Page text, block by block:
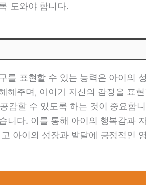
도와야 합니다.
를 표현할 수 있는 능력은 아이의
해주며, 아이가 자신의 감정을 표
감할 수 있도록 하는 것이 중요합
니다. 이를 통해 아이의 행복감과
아이의 성장과 발달에 긍정적인